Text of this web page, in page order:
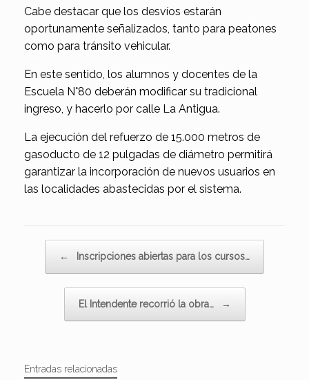
Cabe destacar que los desvíos estarán
oportunamente señalizados, tanto para peatones
como para tránsito vehicular.
En este sentido, los alumnos y docentes de la
Escuela N°80 deberán modificar su tradicional
ingreso, y hacerlo por calle La Antigua.
La ejecución del refuerzo de 15.000 metros de
gasoducto de 12 pulgadas de diámetro permitirá
garantizar la incorporación de nuevos usuarios en
las localidades abastecidas por el sistema.
← Inscripciones abiertas para los cursos…
El Intendente recorrió la obra… →
Entradas relacionadas